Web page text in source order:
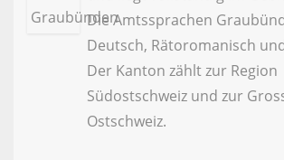
Die Amtssprachen
Deutsch, Rätoromanisch
Der Kanton zählt zur Region
Südostschweiz und zur
Ostschweiz.